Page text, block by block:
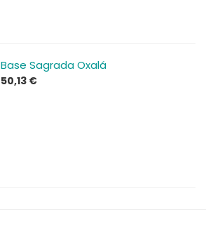
Base Sagrada Oxalá
50,13 €